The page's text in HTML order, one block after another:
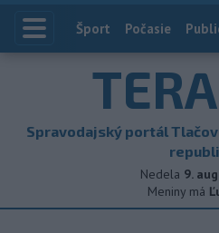
Index
Šport Počasie
Spravodajský portál
Nedela 9.
Meniny má